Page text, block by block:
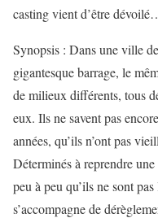
casting vient d’être
Synopsis : Dans une ville
gigantesque barrage, le
de milieux différents, tous
eux. Ils ne savent pas
années, qu’ils n’ont pas
Déterminés à reprendre
peu à peu qu’ils ne sont
s’accompagne de